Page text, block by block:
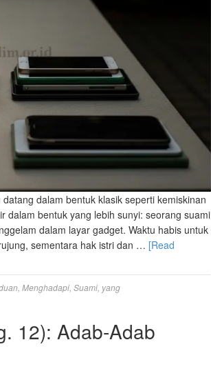
dalam bentuk klasik seperti kemiskinan
dalam bentuk yang lebih sunyi: seorang suami
dalam layar gadget. Waktu habis untuk
sementara hak istri dan … [Read
Menghadapi Suami yang
12): Adab-Adab